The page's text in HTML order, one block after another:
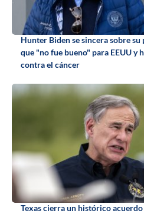
Hunter Biden se sincera sobre
que "no fue bueno" para EEUU y
contra el cáncer
Texas cierra un histórico